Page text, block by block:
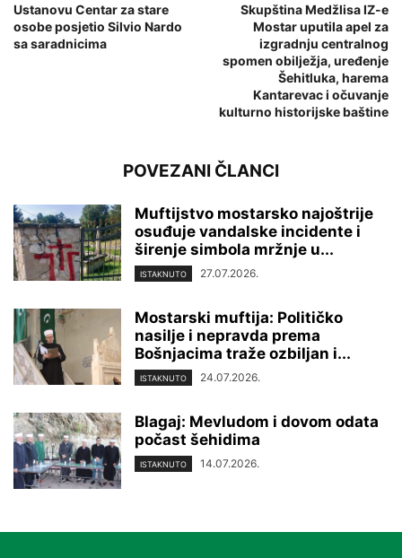
Ustanovu Centar za stare
osobe posjetio Silvio Nardo
sa saradnicima
Skupština Medžlisa IZ-e
Mostar uputila apel za
izgradnju centralnog
spomen obilježja, uređenje
Šehitluka, harema
Kantarevac i očuvanje
kulturno historijske baštine
POVEZANI ČLANCI
Muftijstvo mostarsko najoštrije
osuđuje vandalske incidente i
širenje simbola mržnje u...
ISTAKNUTO 27.07.2026.
Mostarski muftija: Političko
nasilje i nepravda prema
Bošnjacima traže ozbiljan i...
ISTAKNUTO 24.07.2026.
Blagaj: Mevludom i dovom odata
počast šehidima
ISTAKNUTO 14.07.2026.